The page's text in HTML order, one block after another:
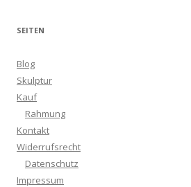
SEITEN
Blog
Skulptur
Kauf
Rahmung
Kontakt
Widerrufsrecht
Datenschutz
Impressum